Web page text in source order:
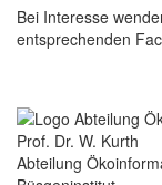
Bei Interesse
entsprechenden
Prof. Dr. W. Kurth
Abteilung